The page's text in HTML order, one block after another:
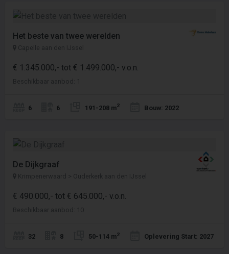
Het beste van twee werelden
Capelle aan den IJssel
€ 1.345.000,- tot € 1.499.000,- v.o.n.
Beschikbaar aanbod: 1
6 6 191-208 m2 Bouw: 2022
De Dijkgraaf
Krimpenerwaard > Ouderkerk aan den IJssel
€ 490.000,- tot € 645.000,- v.o.n.
Beschikbaar aanbod: 10
32 8 50-114 m2 Oplevering Start: 2027